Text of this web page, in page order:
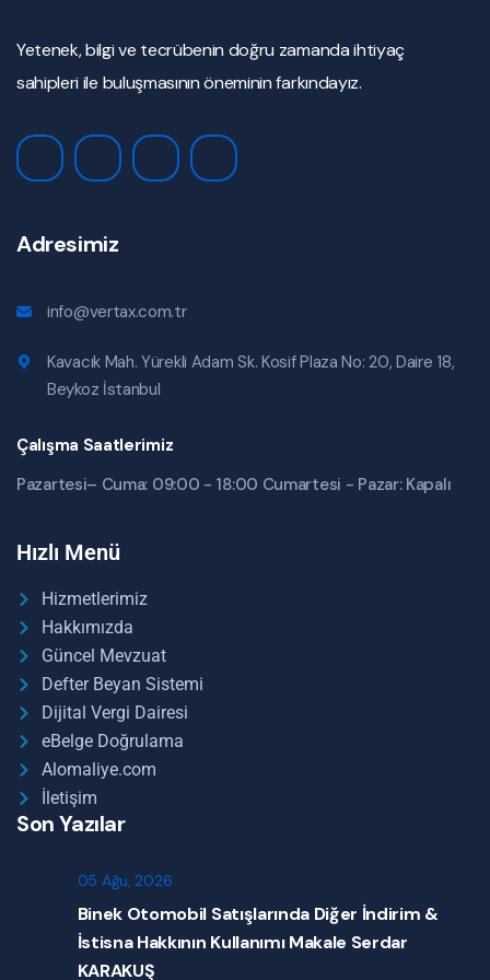
Yetenek, bilgi ve tecrübenin doğru zamanda ihtiyaç
sahipleri ile buluşmasının öneminin farkındayız.
Adresimiz
info@vertax.com.tr
Kavacık Mah. Yürekli Adam Sk. Kosif Plaza No: 20, Daire 18,
Beykoz İstanbul
Çalışma Saatlerimiz
Pazartesi– Cuma: 09:00 - 18:00 Cumartesi - Pazar: Kapalı
Hızlı Menü
Hizmetlerimiz
Hakkımızda
Güncel Mevzuat
Defter Beyan Sistemi
Dijital Vergi Dairesi
eBelge Doğrulama
Alomaliye.com
İletişim
Son Yazılar
05 Ağu, 2026
Binek Otomobil Satışlarında Diğer İndirim &
İstisna Hakkının Kullanımı Makale Serdar
KARAKUŞ